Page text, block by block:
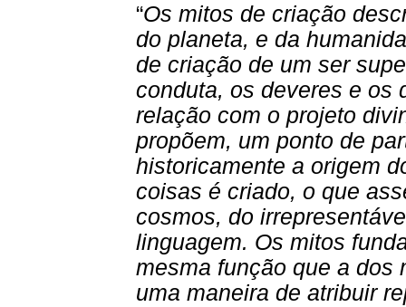
“Os mitos de criação
do planeta, e da
de criação de um ser
conduta, os deveres e os
relação com o projeto
propõem, um ponto de
historicamente a origem
coisas é criado, o que
cosmos, do
linguagem. Os mitos
mesma função que a dos
uma maneira de atribuir